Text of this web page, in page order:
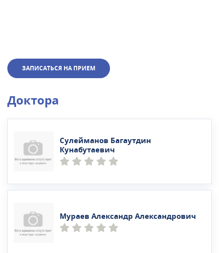
ЗАПИСАТЬСЯ НА ПРИЕМ
Доктора
Сулейманов Багаутдин
Кунабутаевич
Мураев Александр Александрович